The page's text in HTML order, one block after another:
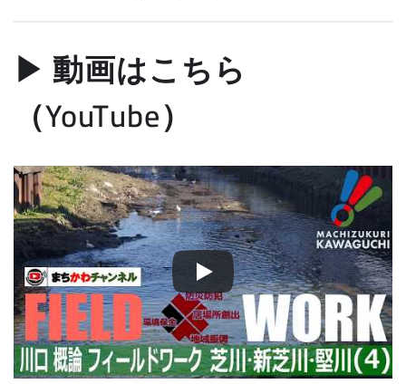
▶ 動画はこちら
（YouTube）